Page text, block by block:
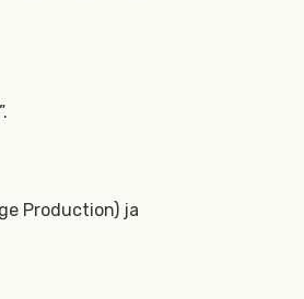
Production) ja